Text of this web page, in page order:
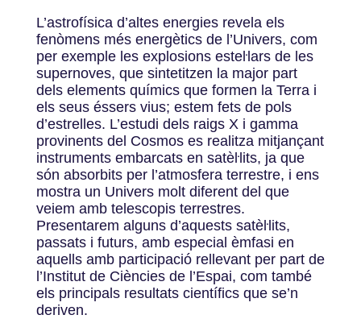
L’astrofísica d’altes energies revela els
fenòmens més energètics de l’Univers, com
per exemple les explosions esteŀlars de les
supernoves, que sintetitzen la major part
dels elements químics que formen la Terra i
els seus éssers vius; estem fets de pols
d’estrelles. L’estudi dels raigs X i gamma
provinents del Cosmos es realitza mitjançant
instruments embarcats en satèŀlits, ja que
són absorbits per l’atmosfera terrestre, i ens
mostra un Univers molt diferent del que
veiem amb telescopis terrestres.
Presentarem alguns d’aquests satèŀlits,
passats i futurs, amb especial èmfasi en
aquells amb participació rellevant per part de
l’Institut de Ciències de l’Espai, com també
els principals resultats científics que se’n
deriven.